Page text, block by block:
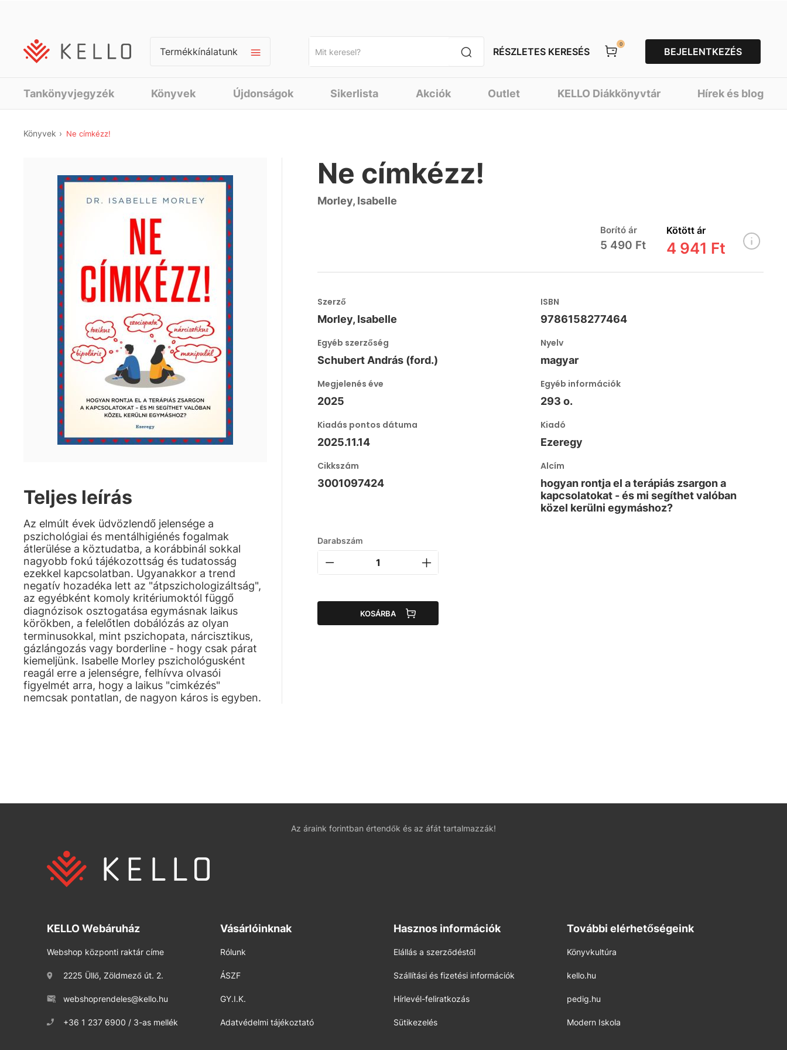
Termékkínálatunk RÉSZLETES KERESÉS
0
BEJELENTKEZÉS
Tankönyvjegyzék Könyvek Újdonságok Sikerlista Akciók Outlet KELLO Diákkönyvtár Hírek és blog
Könyvek Ne címkézz!
Teljes leírás
Az elmúlt évek üdvözlendő jelensége a
pszichológiai és mentálhigiénés fogalmak
átlerülése a köztudatba, a korábbinál sokkal
nagyobb fokú tájékozottság és tudatosság
ezekkel kapcsolatban. Ugyanakkor a trend
negatív hozadéka lett az "átpszichologizáltság",
az egyébként komoly kritériumoktól függő
diagnózisok osztogatása egymásnak laikus
körökben, a felelőtlen dobálózás az olyan
terminusokkal, mint pszichopata, nárcisztikus,
gázlángozás vagy borderline - hogy csak párat
kiemeljünk. Isabelle Morley pszichológusként
reagál erre a jelenségre, felhívva olvasói
figyelmét arra, hogy a laikus "cimkézés"
nemcsak pontatlan, de nagyon káros is egyben.
Ne címkézz!
Morley, Isabelle
Borító ár
5 490 Ft
Kötött ár
4 941 Ft
Szerző
Morley, Isabelle
ISBN
9786158277464
Egyéb szerzőség
Schubert András (ford.)
Nyelv
magyar
Megjelenés éve
2025
Egyéb információk
293 o.
Kiadás pontos dátuma
2025.11.14
Kiadó
Ezeregy
Cikkszám
3001097424
Alcím
hogyan rontja el a terápiás zsargon a
kapcsolatokat - és mi segíthet valóban
közel kerülni egymáshoz?
Darabszám
KOSÁRBA
Az áraink forintban értendők és az áfát tartalmazzák!
KELLO Webáruház
Webshop központi raktár címe
2225 Üllő, Zöldmező út. 2.
webshoprendeles@kello.hu
+36 1 237 6900 / 3-as mellék
Vásárlóinknak
Rólunk
ÁSZF
GY.I.K.
Adatvédelmi tájékoztató
Hasznos információk
Elállás a szerződéstől
Szállítási és fizetési információk
Hírlevél-feliratkozás
Sütikezelés
További elérhetőségeink
Könyvkultúra
kello.hu
pedig.hu
Modern Iskola